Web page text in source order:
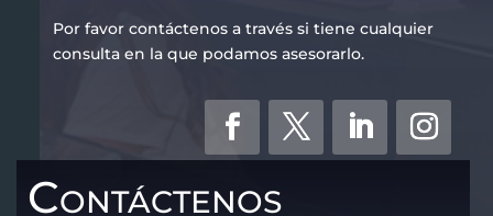
Por favor contáctenos a través si tiene cualquier
consulta en la que podamos asesorarlo.
Contáctenos